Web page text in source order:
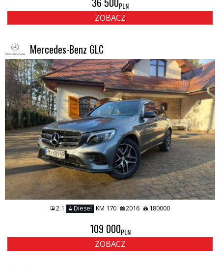
PLN
ZOBACZ
Mercedes-Benz GLC
2.1 Diesel KM 170 2016 180000
109 000PLN
ZOBACZ